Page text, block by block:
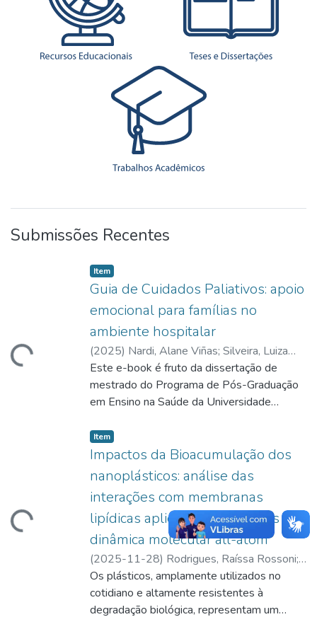
Submissões Recentes
Item type:
Item,
Guia de Cuidados Paliativos: apoio
emocional para famílias no
ambiente hospitalar
(2025) Nardi, Alane Viñas; Silveira, Luiza
Maria de Oliveira Braga ;Programa de Pós-
Graduação em Ensino na Saúde
Este e-book é fruto da dissertação de
mestrado do Programa de Pós-Graduação
em Ensino na Saúde da Universidade
Alegre (UFCSPA). A pesquisa tratou de
analisar as repercussões emocionais
narradas por familiares sobre a transição do
cuidado da Unidade de Terapia Intensiva
(UTI) para a Unidade de Internação (UI) de
pacientes em Cuidados Paliativos (CP) em
um hospital público-privado de Porto
Alegre.
Item type:
Item,
Impactos da Bioacumulação dos
nanoplásticos: análise das
interações com membranas
lipídicas aplicando simulações de
dinâmica molecular all-atom
(2025-11-28) Rodrigues, Raíssa Rossoni;
Oliveira, Tiago Espinosa de;Química
Medicinal
Os plásticos, amplamente utilizados no
cotidiano e altamente resistentes à
degradação biológica, representam um